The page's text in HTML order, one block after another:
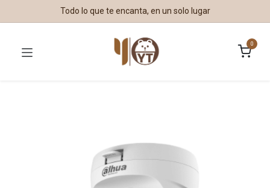
Todo lo que te encanta, en un solo lugar
0